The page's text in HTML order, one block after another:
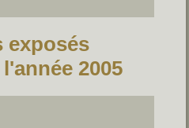
exposés
2005